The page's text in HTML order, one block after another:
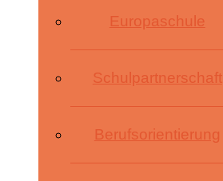
Europaschule
Schulpartnerschaft
Berufsorientierung